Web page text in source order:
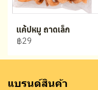
แค้ปหมู ถาดเล็ก
฿29
แบรนด์สินค้า